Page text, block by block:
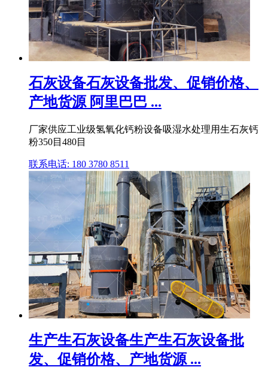
石灰设备石灰设备批发、促销价格、
产地货源 阿里巴巴 ...
厂家供应工业级氢氧化钙粉设备吸湿水处理用生石灰钙
粉350目480目
联系电话: 180 3780 8511
生产生石灰设备生产生石灰设备批
发、促销价格、产地货源 ...